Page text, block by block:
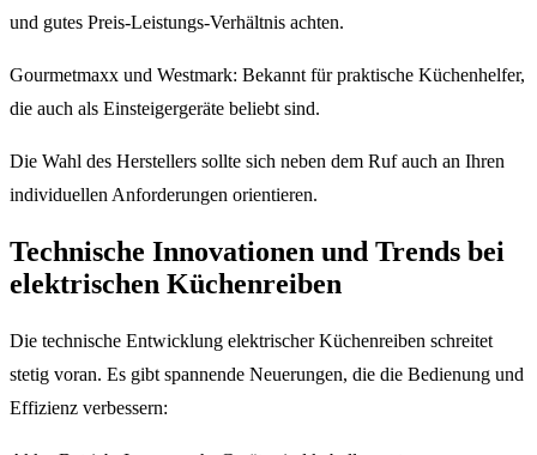
und gutes Preis-Leistungs-Verhältnis achten.
Gourmetmaxx und Westmark: Bekannt für praktische Küchenhelfer,
die auch als Einsteigergeräte beliebt sind.
Die Wahl des Herstellers sollte sich neben dem Ruf auch an Ihren
individuellen Anforderungen orientieren.
Technische Innovationen und Trends bei
elektrischen Küchenreiben
Die technische Entwicklung elektrischer Küchenreiben schreitet
stetig voran. Es gibt spannende Neuerungen, die die Bedienung und
Effizienz verbessern: